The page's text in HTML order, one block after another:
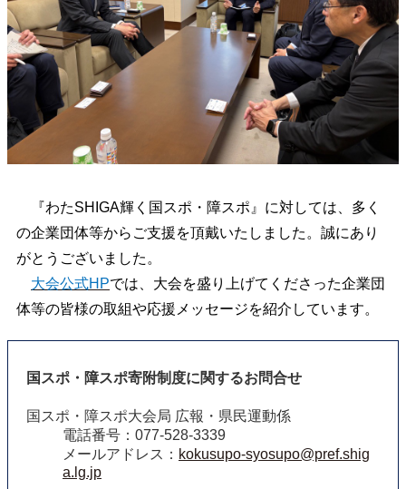
『わたSHIGA輝く国スポ・障スポ』に対しては、多く
の企業団体等からご支援を頂戴いたしました。誠にあり
がとうございました。
大会公式HPでは、大会を盛り上げてくださった企業団
体等の皆様の取組や応援メッセージを紹介しています。
国スポ・障スポ寄附制度に関するお問合せ
国スポ・障スポ大会局 広報・県民運動係
電話番号：077-528-3339
メールアドレス： kokusupo-syosupo@pref.shig
a.lg.jp